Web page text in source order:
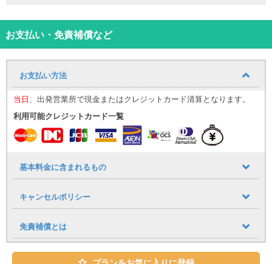
お支払い・免責補償など
お支払い方法
当日、出発営業所で現金またはクレジットカード清算となります。
利用可能クレジットカード一覧
基本料金に含まれるもの
キャンセルポリシー
免責補償とは